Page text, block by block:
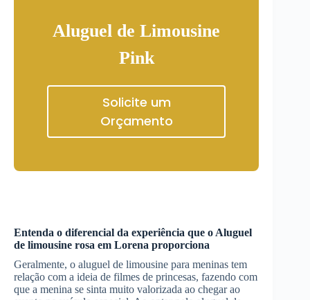
Aluguel de Limousine
Pink
Solicite um
Orçamento
Entenda o diferencial da experiência que o Aluguel
de limousine rosa em Lorena proporciona
Geralmente, o aluguel de limousine para meninas tem
relação com a ideia de filmes de princesas, fazendo com
que a menina se sinta muito valorizada ao chegar ao